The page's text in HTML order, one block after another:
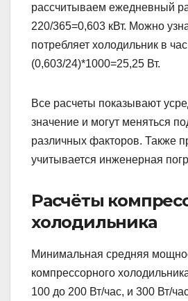
рассчитываем ежедневный
220/365=0,603 кВт. Можно
потребляет холодильник в
(0,603/24)*1000=25,25 Вт.
Все расчеты показывают
значение и могут меняться
различных факторов. Также
учитывается инженерная
Расчёты
холодильника
Минимальная средняя
компрессорного
100 до 200 Вт/час, и 300 Вт/